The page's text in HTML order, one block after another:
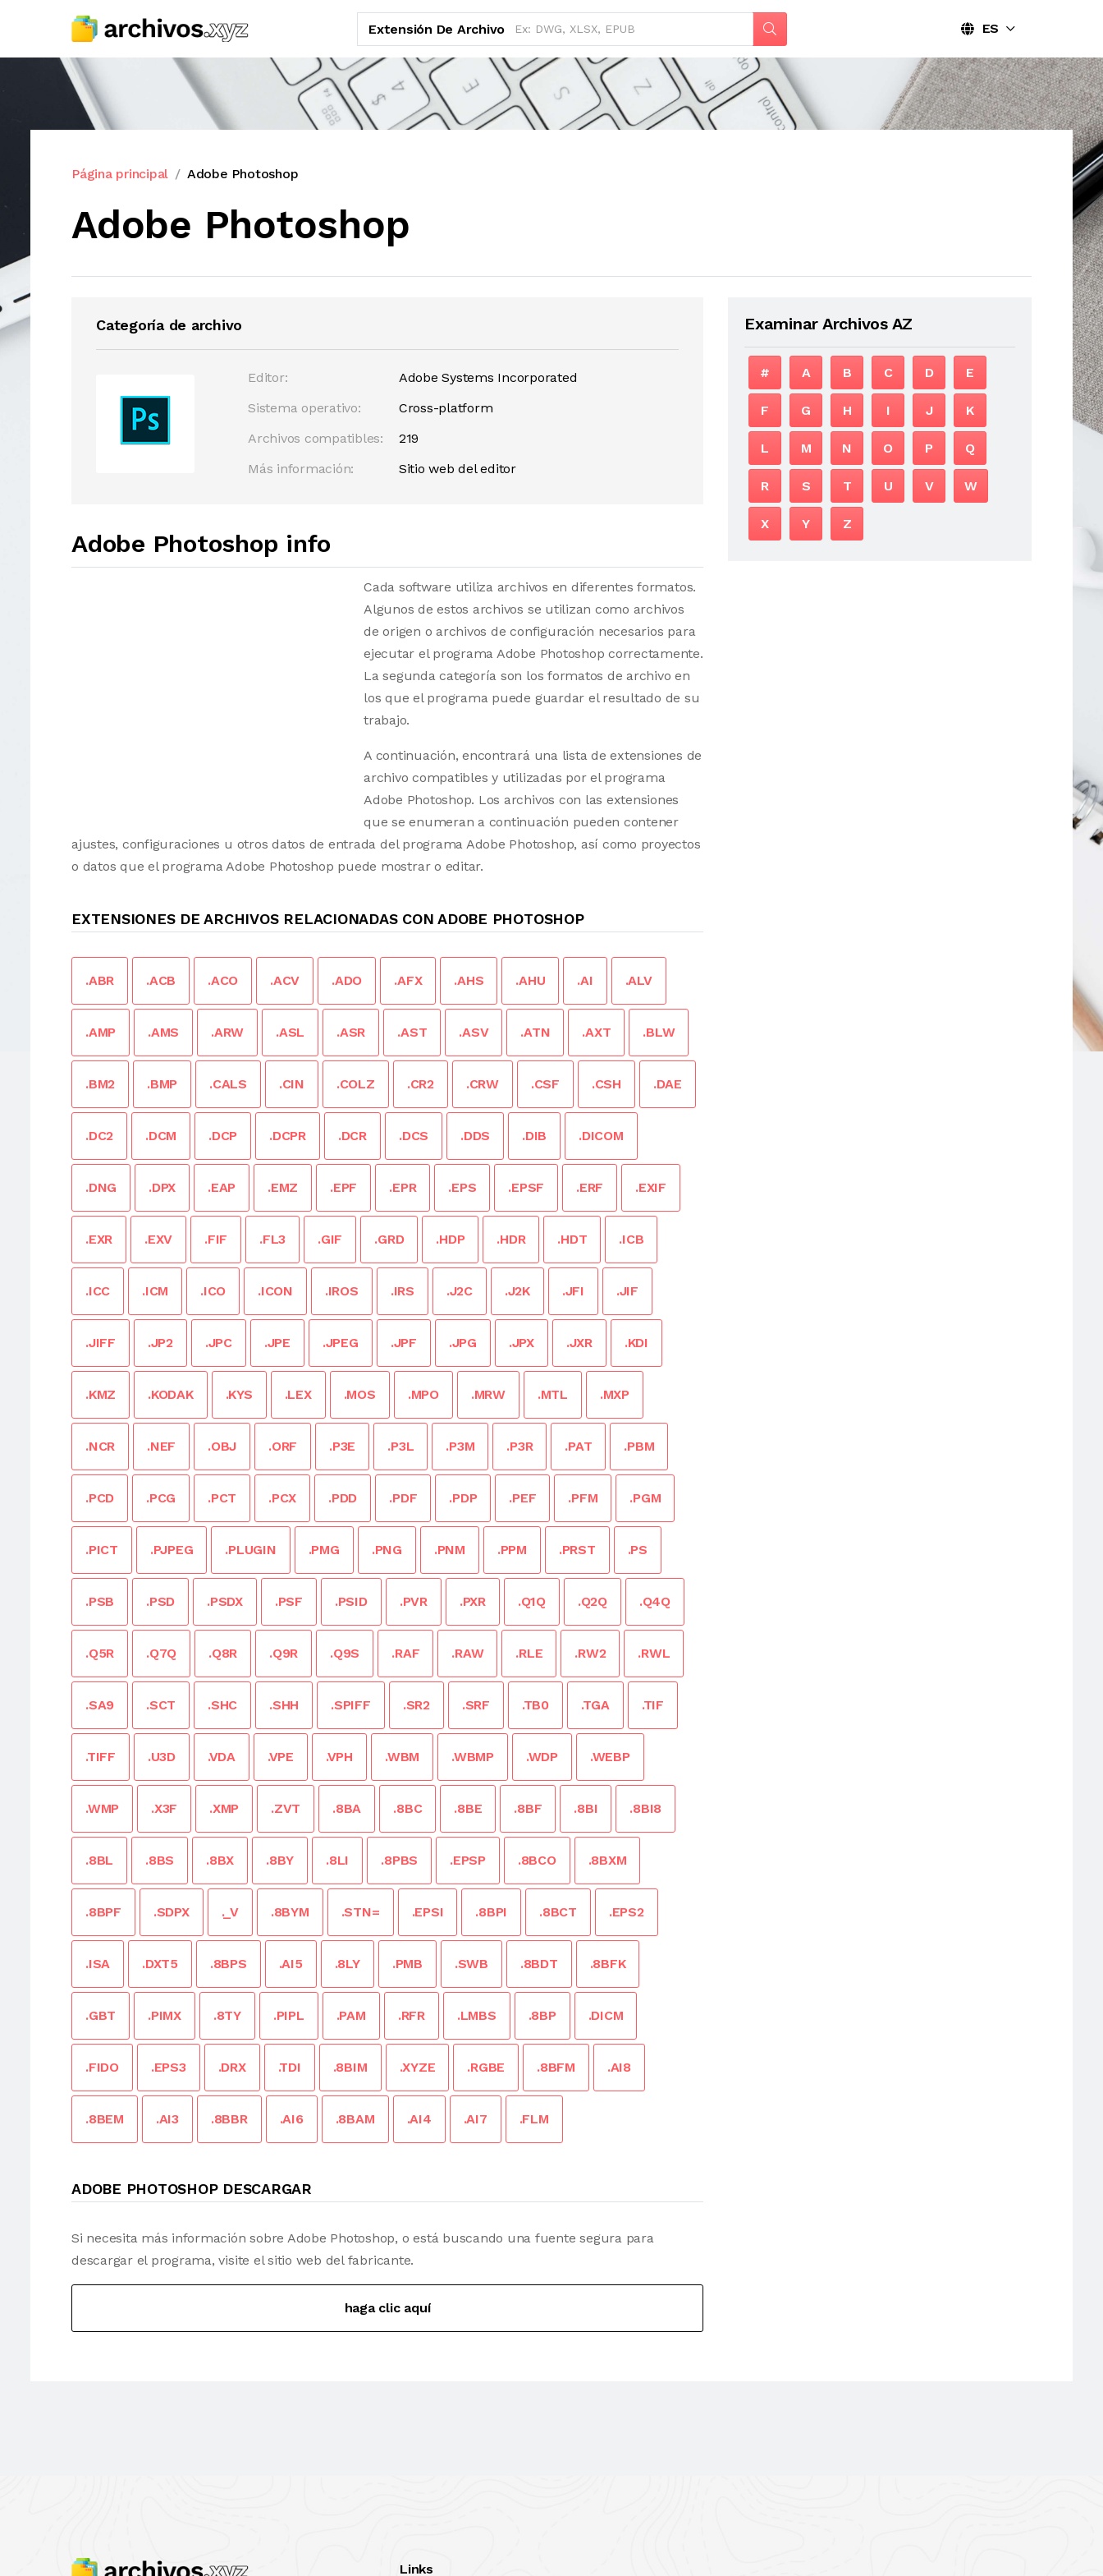
Extensión De Archivo ES
Página principal Adobe Photoshop
Adobe Photoshop
Categoría de archivo
Editor:
Adobe Systems Incorporated
Sistema operativo:
Cross-platform
Archivos compatibles:
219
Más información:
Sitio web del editor
Adobe Photoshop info
Cada software utiliza archivos en diferentes formatos.
Algunos de estos archivos se utilizan como archivos
de origen o archivos de configuración necesarios para
ejecutar el programa Adobe Photoshop correctamente.
La segunda categoría son los formatos de archivo en
los que el programa puede guardar el resultado de su
trabajo.
A continuación, encontrará una lista de extensiones de
archivo compatibles y utilizadas por el programa
Adobe Photoshop. Los archivos con las extensiones
que se enumeran a continuación pueden contener
ajustes, configuraciones u otros datos de entrada del programa Adobe Photoshop, así como proyectos
o datos que el programa Adobe Photoshop puede mostrar o editar.
EXTENSIONES DE ARCHIVOS RELACIONADAS CON ADOBE PHOTOSHOP
.ABR .ACB .ACO .ACV .ADO .AFX .AHS .AHU .AI .ALV
.AMP .AMS .ARW .ASL .ASR .AST .ASV .ATN .AXT .BLW
.BM2 .BMP .CALS .CIN .COLZ .CR2 .CRW .CSF .CSH .DAE
.DC2 .DCM .DCP .DCPR .DCR .DCS .DDS .DIB .DICOM
.DNG .DPX .EAP .EMZ .EPF .EPR .EPS .EPSF .ERF .EXIF
.EXR .EXV .FIF .FL3 .GIF .GRD .HDP .HDR .HDT .ICB
.ICC .ICM .ICO .ICON .IROS .IRS .J2C .J2K .JFI .JIF
.JIFF .JP2 .JPC .JPE .JPEG .JPF .JPG .JPX .JXR .KDI
.KMZ .KODAK .KYS .LEX .MOS .MPO .MRW .MTL .MXP
.NCR .NEF .OBJ .ORF .P3E .P3L .P3M .P3R .PAT .PBM
.PCD .PCG .PCT .PCX .PDD .PDF .PDP .PEF .PFM .PGM
.PICT .PJPEG .PLUGIN .PMG .PNG .PNM .PPM .PRST .PS
.PSB .PSD .PSDX .PSF .PSID .PVR .PXR .Q1Q .Q2Q .Q4Q
.Q5R .Q7Q .Q8R .Q9R .Q9S .RAF .RAW .RLE .RW2 .RWL
.SA9 .SCT .SHC .SHH .SPIFF .SR2 .SRF .TB0 .TGA .TIF
.TIFF .U3D .VDA .VPE .VPH .WBM .WBMP .WDP .WEBP
.WMP .X3F .XMP .ZVT .8BA .8BC .8BE .8BF .8BI .8BI8
.8BL .8BS .8BX .8BY .8LI .8PBS .EPSP .8BCO .8BXM
.8BPF .SDPX ._V .8BYM .STN= .EPSI .8BPI .8BCT .EPS2
.ISA .DXT5 .8BPS .AI5 .8LY .PMB .SWB .8BDT .8BFK
.GBT .PIMX .8TY .PIPL .PAM .RFR .LMBS .8BP .DICM
.FIDO .EPS3 .DRX .TDI .8BIM .XYZE .RGBE .8BFM .AI8
.8BEM .AI3 .8BBR .AI6 .8BAM .AI4 .AI7 .FLM
ADOBE PHOTOSHOP DESCARGAR
Si necesita más información sobre Adobe Photoshop, o está buscando una fuente segura para
descargar el programa, visite el sitio web del fabricante.
haga clic aquí
Examinar Archivos AZ
# A B C D E
F G H I J K
L M N O P Q
R S T U V W
X Y Z
Links